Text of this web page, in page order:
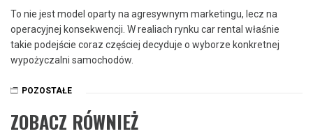
To nie jest model oparty na agresywnym marketingu, lecz na
operacyjnej konsekwencji. W realiach rynku car rental właśnie
takie podejście coraz częściej decyduje o wyborze konkretnej
wypożyczalni samochodów.
POZOSTAŁE
ZOBACZ RÓWNIEŻ